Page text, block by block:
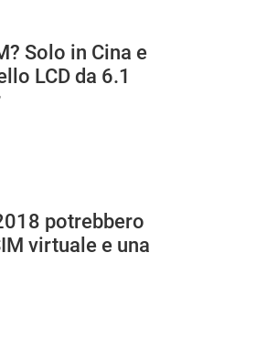
Solo in Cina e
LCD da 6.1
potrebbero
virtuale e una